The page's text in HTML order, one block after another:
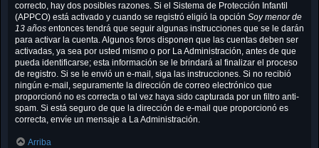
correcto, hay dos posibles razones. Si el Sistema de Protección Infantil
(APPCO) está activado y cuando se registró eligió la opción Soy menor de
13 años entonces tendrá que seguir algunas instrucciones que se le darán
para activar la cuenta. Algunos foros disponen que las cuentas deben ser
activadas, ya sea por usted mismo o por La Administración, antes de que
pueda identificarse; esta información se le brindará al finalizar el proceso
de registro. Si se le envió un e-mail, siga las instrucciones. Si no recibió
ningún e-mail, seguramente la dirección de correo electrónico que
proporcionó no es correcta o tal vez haya sido capturada por un filtro anti-
spam. Si está seguro de que la dirección de e-mail que proporcionó es
correcta, envíe un mensaje a La Administración.
Arriba